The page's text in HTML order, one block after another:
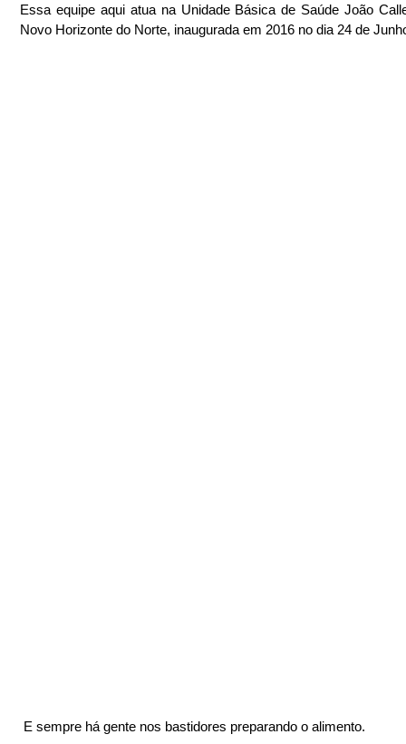
Essa equipe aqui atua na Unidade Básica de Saúde João
Novo Horizonte do Norte, inaugurada em 2016 no dia 24 de
E sempre há gente nos bastidores preparando o alimento.